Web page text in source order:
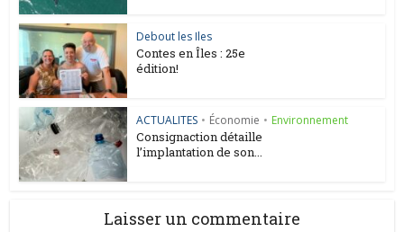
Debout les Iles
Contes en Îles : 25e
édition!
ACTUALITES • Économie • Environnement
Consignaction détaille
l’implantation de son...
Laisser un commentaire